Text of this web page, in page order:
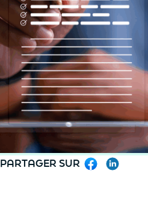
PARTAGER SUR Facebook